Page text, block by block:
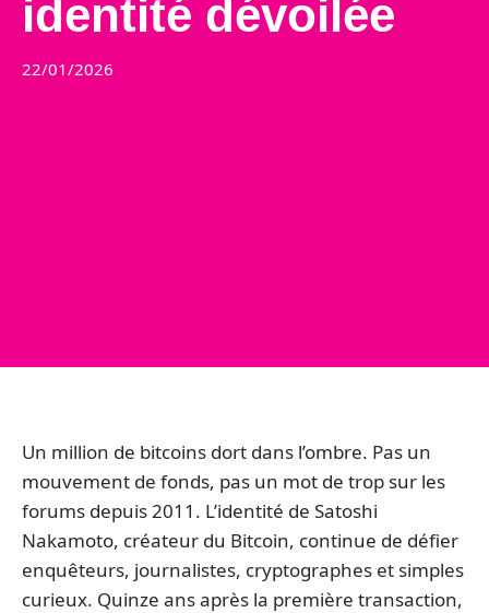
identité dévoilée
22/01/2026
Un million de bitcoins dort dans l’ombre. Pas un
mouvement de fonds, pas un mot de trop sur les
forums depuis 2011. L’identité de Satoshi
Nakamoto, créateur du Bitcoin, continue de défier
enquêteurs, journalistes, cryptographes et simples
curieux. Quinze ans après la première transaction,